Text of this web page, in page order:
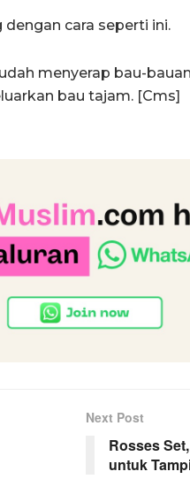
cara seperti ini.
menyerap bau-
bau tajam. [Cms]
Next Post
Rosses
untuk